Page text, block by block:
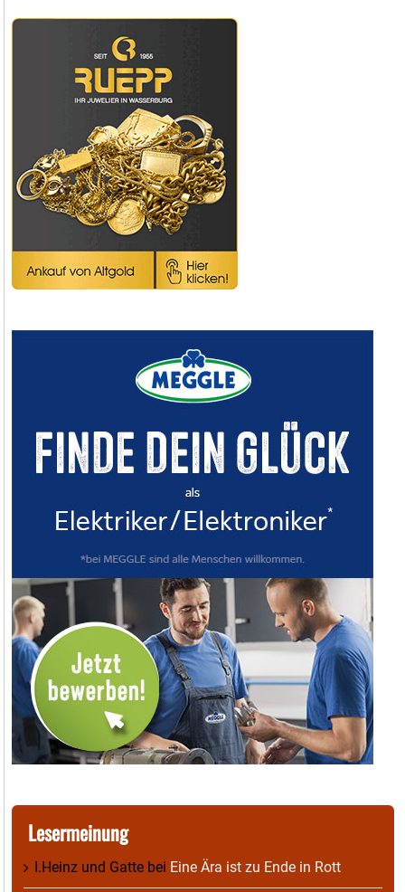
Lesermeinung
I.Heinz und Gatte bei Eine Ära ist zu Ende in Rott